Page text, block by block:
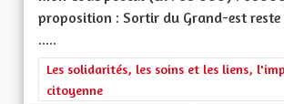
proposition : Sortir du Grand-est
.....
Filtrer les résultats de la catégorie :
Les solidarités, les soins et les liens,
citoyenne